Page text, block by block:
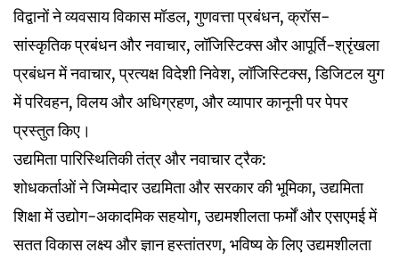
विद्वानों ने व्यवसाय विकास मॉडल, गुणवत्ता प्रबंधन, क्रॉस-
सांस्कृतिक प्रबंधन और नवाचार, लॉजिस्टिक्स और आपूर्ति-श्रृंखला
प्रबंधन में नवाचार, प्रत्यक्ष विदेशी निवेश, लॉजिस्टिक्स, डिजिटल युग
में परिवहन, विलय और अधिग्रहण, और व्यापार कानूनी पर पेपर
प्रस्तुत किए।
उद्यमिता पारिस्थितिकी तंत्र और नवाचार ट्रैक:
शोधकर्ताओं ने जिम्मेदार उद्यमिता और सरकार की भूमिका, उद्यमिता
शिक्षा में उद्योग-अकादमिक सहयोग, उद्यमशीलता फर्मों और एसएमई में
सतत विकास लक्ष्य और ज्ञान हस्तांतरण, भविष्य के लिए उद्यमशीलता